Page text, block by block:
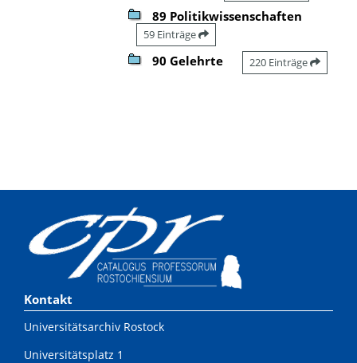
89 Politikwissenschaften
59 Einträge
90 Gelehrte 220 Einträge
Kontakt
Universitätsarchiv Rostock
Universitätsplatz 1